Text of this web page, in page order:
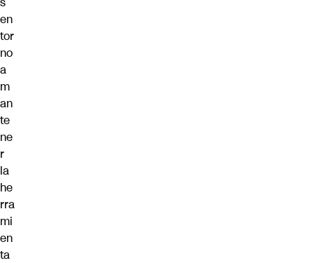
en
tor
no
a
m
an
te
ne
r
la
he
rra
mi
en
ta